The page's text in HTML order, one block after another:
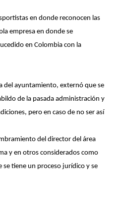
en donde reconocen las
empresa en donde se
en Colombia con la
del ayuntamiento, externó que se
de la pasada administración y
pero en caso de no ser así
del director del área
y en otros considerados como
se tiene un proceso jurídico y se